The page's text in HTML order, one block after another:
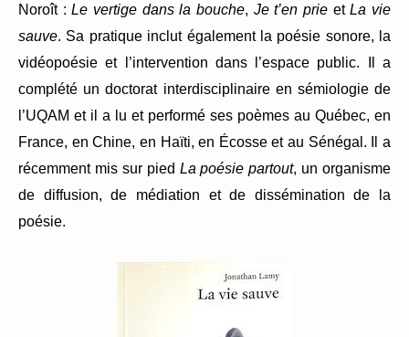
Noroît :Le vertige dans la bouche, Je t’en prie etLa vie
sauve. Sa pratique inclut également la poésie sonore, la
vidéopoésie et l’intervention dans l’espace public. Il a
complété un doctorat interdisciplinaire en sémiologie de
l’UQAM et il a lu et performé ses poèmes au Québec, en
France, en Chine, en Haïti, en Écosse et au Sénégal. Il a
récemment mis sur pied La poésie partout, un organisme
de diffusion, de médiation et de dissémination de la
poésie.